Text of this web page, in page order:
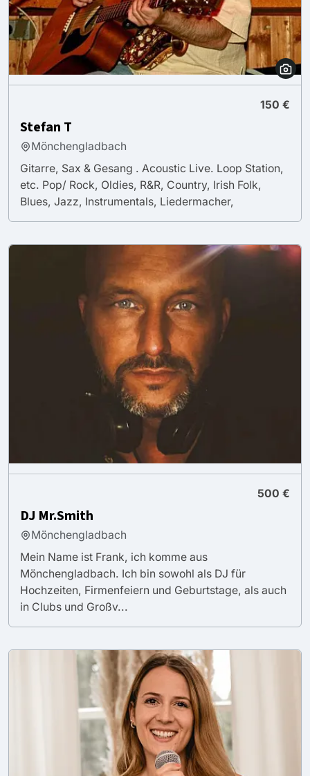
150 €
Stefan T
Mönchengladbach
Gitarre, Sax & Gesang . Acoustic Live. Loop Station,
etc. Pop/ Rock, Oldies, R&R, Country, Irish Folk,
Blues, Jazz, Instrumentals, Liedermacher,
500 €
DJ Mr.Smith
Mönchengladbach
Mein Name ist Frank, ich komme aus
Mönchengladbach. Ich bin sowohl als DJ für
Hochzeiten, Firmenfeiern und Geburtstage, als auch
in Clubs und Großv...